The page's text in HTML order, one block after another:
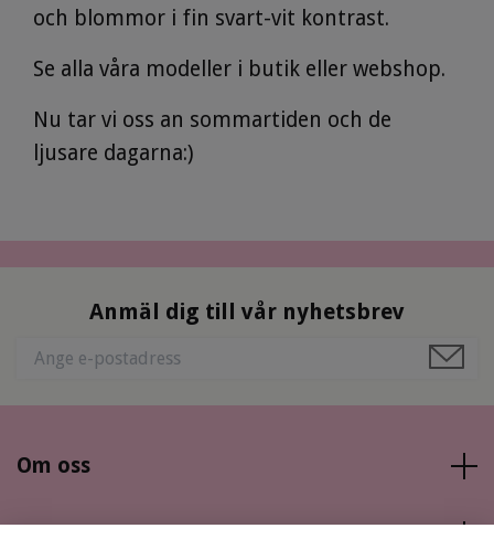
och blommor i fin svart-vit kontrast.
Se alla våra modeller i butik eller webshop.
Nu tar vi oss an sommartiden och de
ljusare dagarna:)
Anmäl dig till vår nyhetsbrev
Om oss